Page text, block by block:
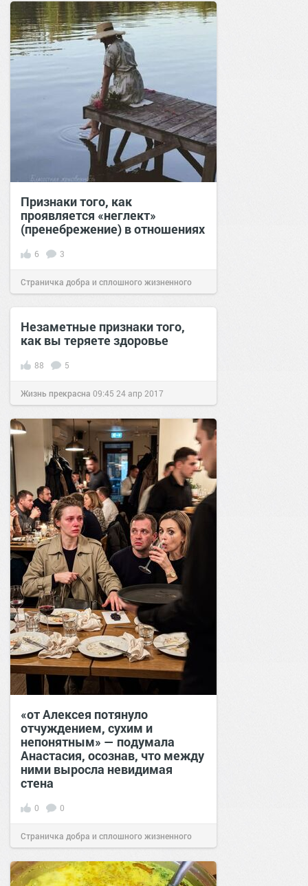
Признаки того, как
проявляется «неглект»
(пренебрежение) в отношениях
6 3
Страничка добра и сплошного жизненного
позитива!15:2720 окт 2023
Незаметные признаки того,
как вы теряете здоровье
88 5
Жизнь прекрасна 09:45 24 апр 2017
«от Алексея потянуло
отчуждением, сухим и
непонятным» — подумала
Анастасия, осознав, что между
ними выросла невидимая
стена
0 0
Страничка добра и сплошного жизненного
позитива!13:38Сегодня